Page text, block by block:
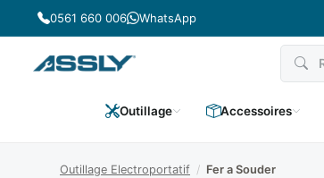
Passer
au
contenu
0561 660 006 WhatsApp
Outillage Accessoires
Outillage Electroportatif / Fer a Souder